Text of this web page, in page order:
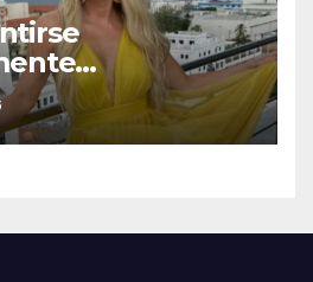
sobre su estatua
en Veracruz